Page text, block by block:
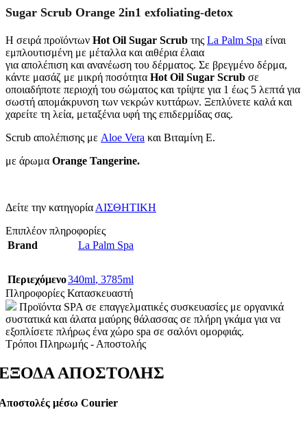
Sugar Scrub Orange 2in1 exfoliating-detox
H σειρά προϊόντων Hot Oil Sugar Scrub της La Palm Spa είναι
εμπλουτισμένη με μέταλλα και αιθέρια έλαια
για απολέπιση και ανανέωση του δέρματος. Σε βρεγμένο δέρμα,
κάντε μασάζ με μικρή ποσότητα Hot Oil Sugar Scrub σε
οποιαδήποτε περιοχή του σώματος και τρίψτε για 1 έως 5 λεπτά για
σωστή απομάκρυνση των νεκρών κυττάρων. Ξεπλύνετε καλά και
χαρείτε τη λεία, μεταξένια υφή της επιδερμίδας σας.
Scrub απολέπισης με Aloe Vera και Βιταμίνη Ε.
με άρωμα Orange Tangerine.
Δείτε την κατηγορία ΑΙΣΘΗΤΙΚΗ
Επιπλέον πληροφορίες
Brand
La Palm Spa
Περιεχόμενο340ml, 3785ml
Πληροφορίες Κατασκευαστή
Προϊόντα SPA σε επαγγελματικές συσκευασίες με οργανικά
συστατικά και άλατα μαύρης θάλασσας σε πλήρη γκάμα για να
εξοπλίσετε πλήρως ένα χώρο spa σε σαλόνι ομορφιάς.
Τρόποι Πληρωμής - Αποστολής
ΑΠΟΣΤΟΛΗΣ
μέσω Courier